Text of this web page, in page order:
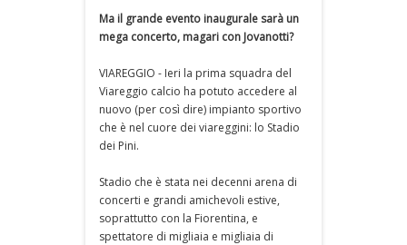
Ma il grande evento inaugurale sarà un
mega concerto, magari con Jovanotti?
VIAREGGIO - Ieri la prima squadra del
Viareggio calcio ha potuto accedere al
nuovo (per così dire) impianto sportivo
che è nel cuore dei viareggini: lo Stadio
dei Pini.
Stadio che è stata nei decenni arena di
concerti e grandi amichevoli estive,
soprattutto con la Fiorentina, e
spettatore di migliaia e migliaia di